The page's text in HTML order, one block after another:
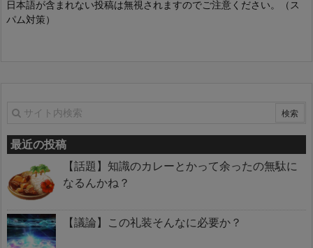
日本語が含まれない投稿は無視されますのでご注意ください。（ス
パム対策）
最近の投稿
【話題】知識のカレーとかって余ったの無駄に
なるんかね？
【議論】この礼装そんなに必要か？